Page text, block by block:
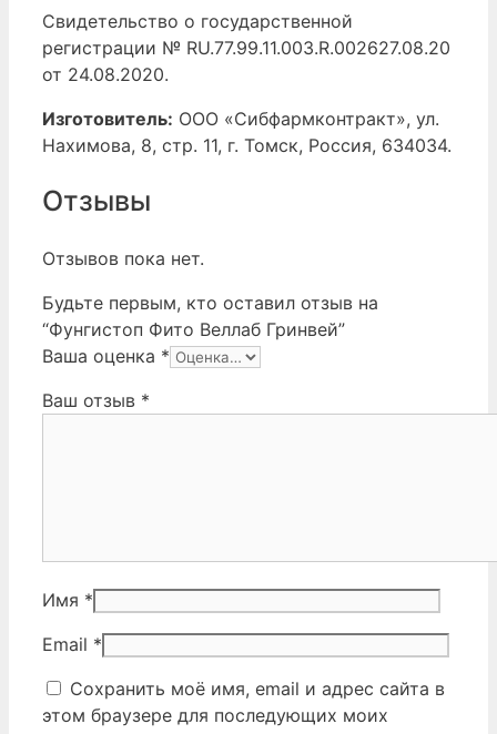
Свидетельство о государственной
регистрации № RU.77.99.11.003.R.002627.08.20
от 24.08.2020.
Изготовитель: ООО «Сибфармконтракт», ул.
Нахимова, 8, стр. 11, г. Томск, Россия, 634034.
Отзывы
Отзывов пока нет.
Будьте первым, кто оставил отзыв на
“Фунгистоп Фито Веллаб Гринвей”
Ваша оценка *
Ваш отзыв *
Имя *
Email *
Сохранить моё имя, email и адрес сайта в
этом браузере для последующих моих